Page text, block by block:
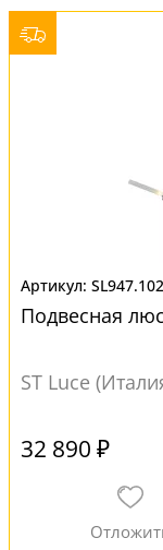
Подвесная
ST Luce
32 890 ₽